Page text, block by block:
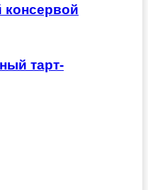
консервой
тарт-